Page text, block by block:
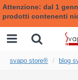
Attenzione: dal 1
prodotti contenenti
svapo store® blog